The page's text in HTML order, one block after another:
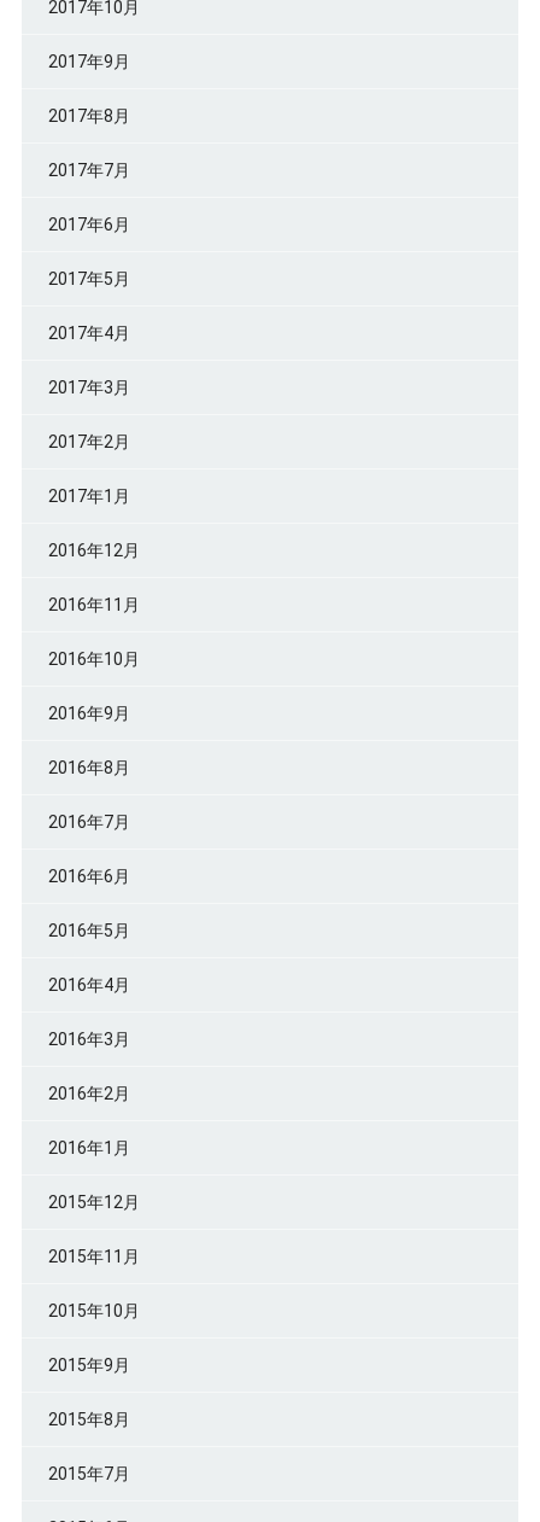
2017年10月
2017年9月
2017年8月
2017年7月
2017年6月
2017年5月
2017年4月
2017年3月
2017年2月
2017年1月
2016年12月
2016年11月
2016年10月
2016年9月
2016年8月
2016年7月
2016年6月
2016年5月
2016年4月
2016年3月
2016年2月
2016年1月
2015年12月
2015年11月
2015年10月
2015年9月
2015年8月
2015年7月